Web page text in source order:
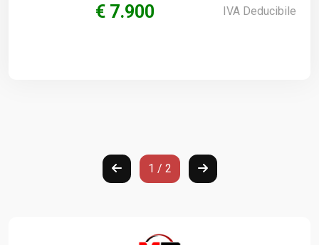
€ 7.900 IVA Deducibile
1 / 2